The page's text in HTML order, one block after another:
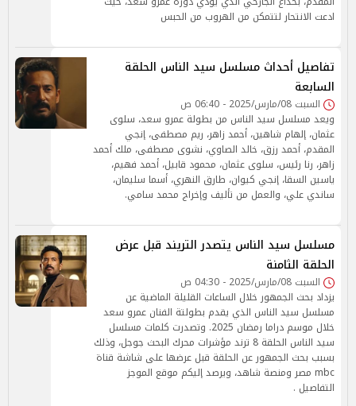
ادعت الانتحار لتتمكن من الهروب من الحبس
تفاصيل أحداث مسلسل سيد الناس الحلقة
السابعة
السبت 08/مارس/2025 - 06:40 ص
ويعد مسلسل سيد الناس من بطولة عمرو سعد، سلوى
عثمان، إلهام شاهين، أحمد زاهر، ريم مصطفى، إنجي
المقدم، أحمد رزق، خالد الصاوي، نشوى مصطفى، ملك أحمد
زاهر، رنا رئيس، سلوى عثمان، محمود قابيل، أحمد فهيم،
ياسين السقا، إنجي كيوان، طارق النهري، أسما سليمان،
ساندي علي، والعمل من تأليف وإخراج محمد سامي.
مسلسل سيد الناس يتصدر التريند قبل عرض
الحلقة الثامنة
السبت 08/مارس/2025 - 04:30 ص
يزداد بحث الجمهور خلال الساعات القليلة الماضية عن
مسلسل سيد الناس الذي يقدم بطولتة الفنان عمرو سعد
خلال موسم دراما رمضان 2025. وتصدرت كلمات مسلسل
سيد الناس الحلقة 8 ترند مؤشرات محرك البحث جوجل، وذلك
بسبب بحث الجمهور عن الحلقة قبل عرضها على شاشة قناة
mbc مصر ومنصة شاهد، ويرصد إليكم موقع الموجز
التفاصيل .